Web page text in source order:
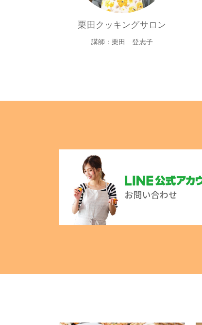
栗田クッキングサロン
講師：栗田 登志子